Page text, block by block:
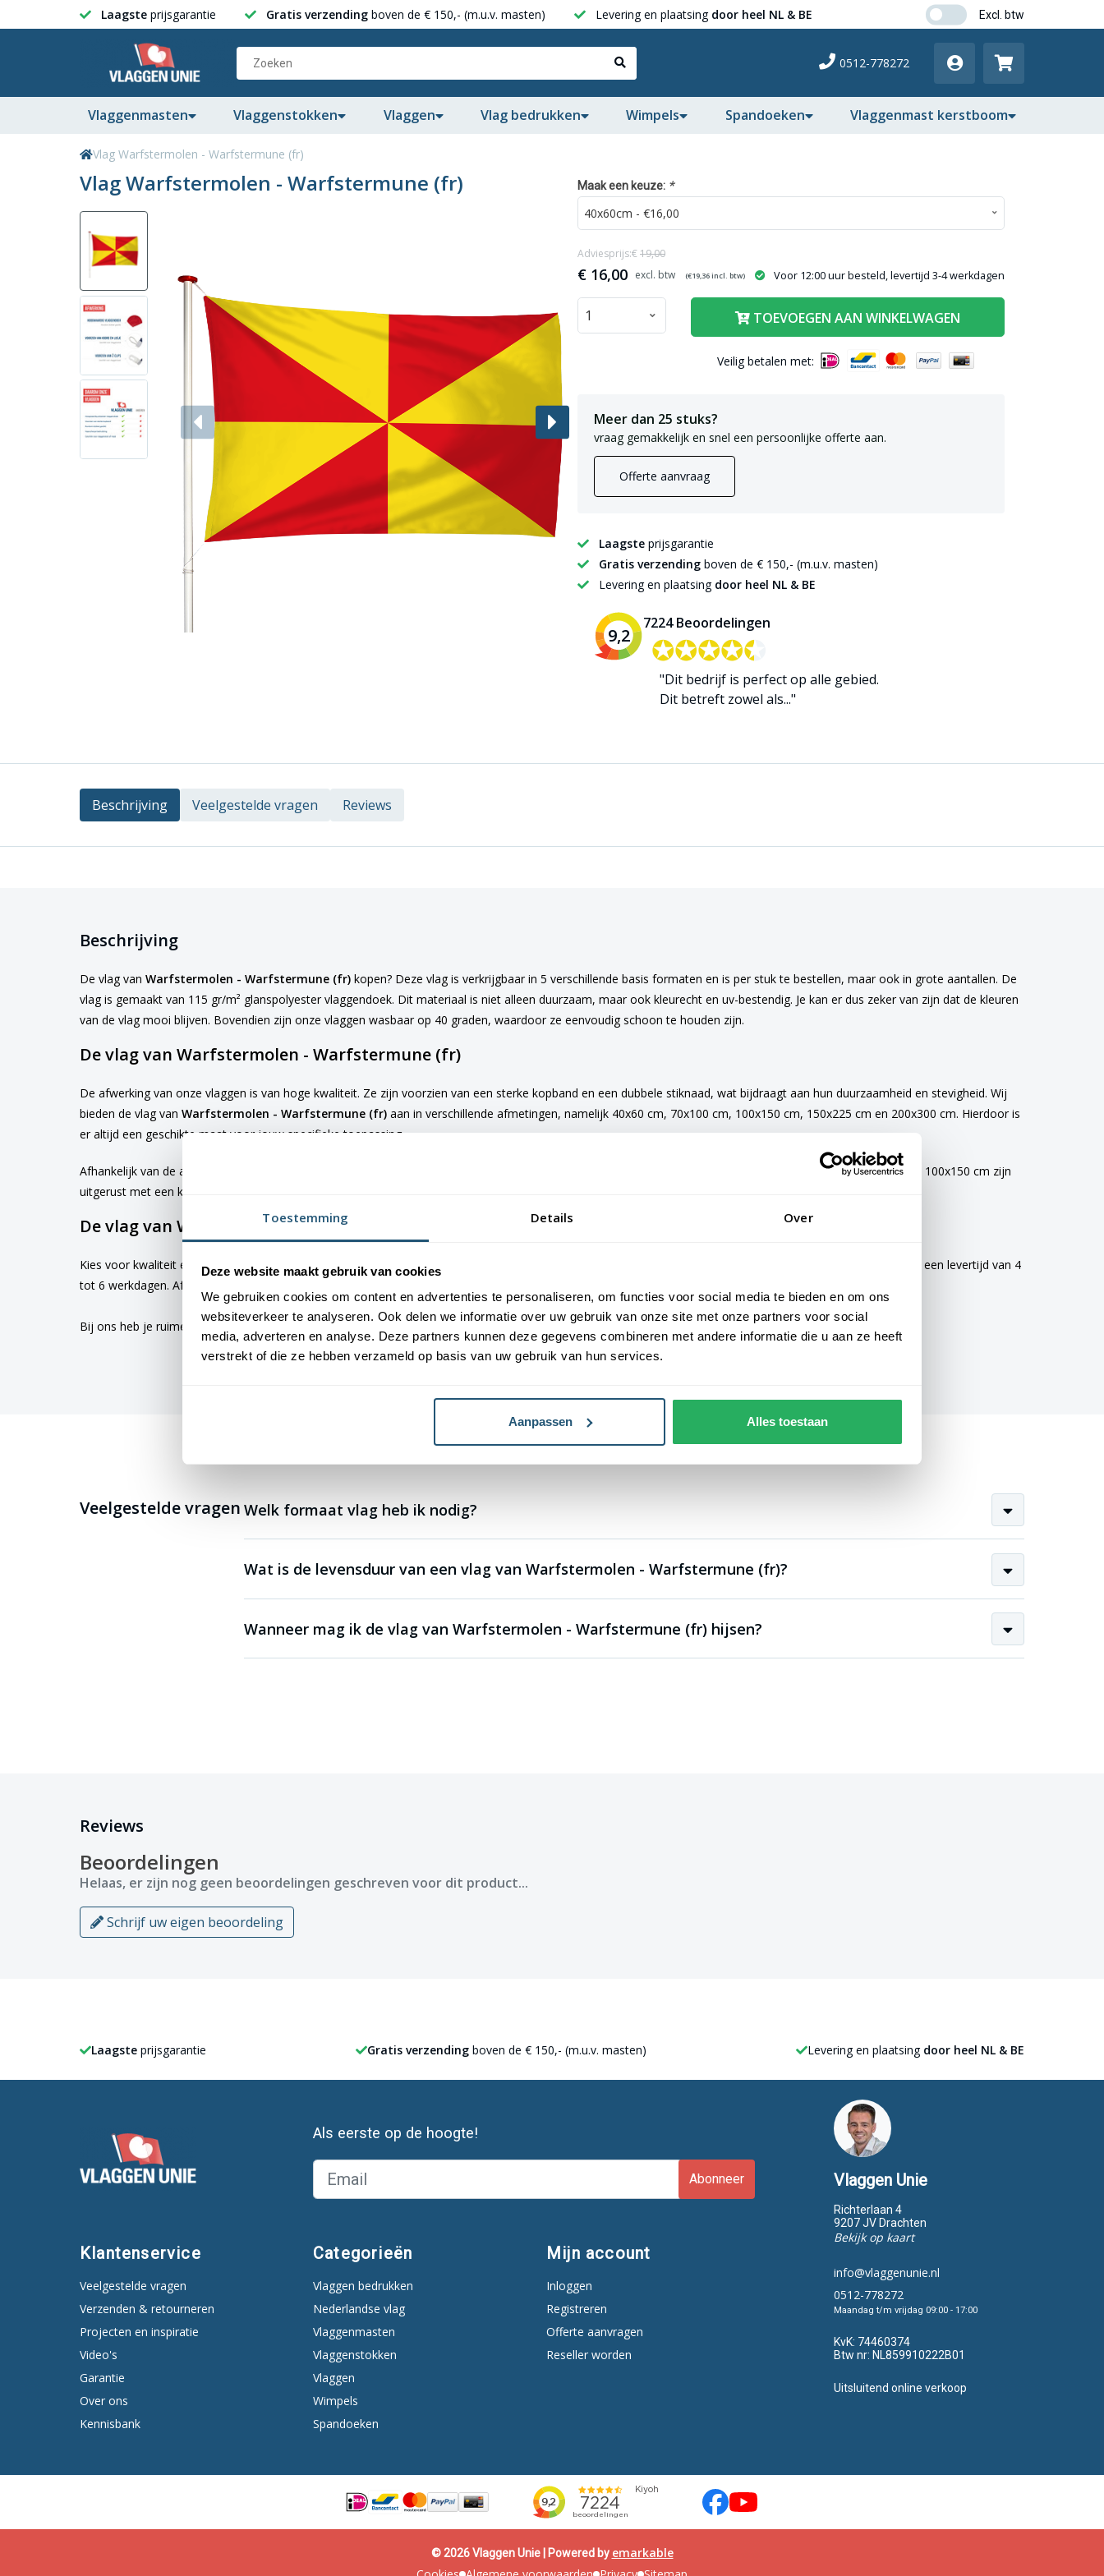
Toestemming Details Over
Deze website maakt gebruik van cookies
We gebruiken cookies om content en advertenties te personaliseren, om functies voor social media te bieden en om ons
websiteverkeer te analyseren. Ook delen we informatie over uw gebruik van onze site met onze partners voor social
media, adverteren en analyse. Deze partners kunnen deze gegevens combineren met andere informatie die u aan ze heeft
verstrekt of die ze hebben verzameld op basis van uw gebruik van hun services.
Aanpassen Alles toestaan
Laagste prijsgarantie Gratis verzending boven de € 150,- (m.u.v. masten) Levering en plaatsing door heel NL & BE
0512-778272
Vlaggenmasten Vlaggenstokken Vlaggen Vlag bedrukken Wimpels Spandoeken Vlaggenmast kerstboom
Vlag Warfstermolen - Warfstermune (fr)
Vlag Warfstermolen - Warfstermune (fr) Maak een keuze: *
€ 16,00 (€19,36incl. btw)
Adviesprijs:€19,00
Voor 12:00 uur besteld, levertijd 3-4 werkdagen
TOEVOEGEN AAN WINKELWAGEN
Veilig betalen met:
Meer dan 25 stuks?
vraag gemakkelijk en snel een persoonlijke offerte aan.
Offerte aanvraag
Laagste prijsgarantie
Gratis verzending boven de € 150,- (m.u.v. masten)
Levering en plaatsing door heel NL & BE
9,2
7224 Beoordelingen
✪✪✪✪✪
✪✪✪✪✪
"Dit bedrijf is perfect op alle gebied.
Dit betreft zowel als..."
Beschrijving Veelgestelde vragen Reviews
Beschrijving
De vlag van Warfstermolen - Warfstermune (fr) kopen? Deze vlag is verkrijgbaar in 5 verschillende basis formaten en is per stuk te bestellen, maar ook in grote aantallen. De
vlag is gemaakt van 115 gr/m² glanspolyester vlaggendoek. Dit materiaal is niet alleen duurzaam, maar ook kleurecht en uv-bestendig. Je kan er dus zeker van zijn dat de kleuren
van de vlag mooi blijven. Bovendien zijn onze vlaggen wasbaar op 40 graden, waardoor ze eenvoudig schoon te houden zijn.
De vlag van Warfstermolen - Warfstermune (fr)
De afwerking van onze vlaggen is van hoge kwaliteit. Ze zijn voorzien van een sterke kopband en een dubbele stiknaad, wat bijdraagt aan hun duurzaamheid en stevigheid. Wij
bieden de vlag van Warfstermolen - Warfstermune (fr) aan in verschillende afmetingen, namelijk 40x60 cm, 70x100 cm, 100x150 cm, 150x225 cm en 200x300 cm. Hierdoor is
er altijd een geschikte maat voor jouw specifieke toepassing
Afhankelijk van de afmetingen die je kiest, worden de vlaggen voorzien van verschillende bevestigingsmogelijkheden. De vlaggen van 40x60 cm, 70x100 cm en 100x150 cm zijn
uitgerust met een koord en lusje, terwijl de grotere maten van 150x225 cm en 200x300 cm zijn voorzien van clips.
De vlag van Warfstermolen - Warfstermune (fr) bestellen
Kies voor kwaliteit en betrouwbaarheid met vlaggen van Vlaggen Unie. Alle dorps- en stadsvlaggen worden met de grootst mogelijke zorg gemaakt en hebben een levertijd van 4
tot 6 werkdagen. Afhankelijk van de locatie hebben vlaggen een gemiddelde levensduur van 3 tot 6 maanden.
Bij ons heb je ruime keus uitvlaggen. Altijd met de hoogste kwaliteit vlaggendoek, printing en afwerking.
Veelgestelde vragen Welk formaat vlag heb ik nodig?
Wat is de levensduur van een vlag van Warfstermolen - Warfstermune (fr)?
Wanneer mag ik de vlag van Warfstermolen - Warfstermune (fr) hijsen?
Reviews
Beoordelingen
Helaas, er zijn nog geen beoordelingen geschreven voor dit product...
Schrijf uw eigen beoordeling
Laagste prijsgarantie Gratis verzending boven de € 150,- (m.u.v. masten) Levering en plaatsing door heel NL & BE
Als eerste op de hoogte!
Abonneer
Klantenservice
Veelgestelde vragen
Verzenden & retourneren
Projecten en inspiratie
Video's
Garantie
Over ons
Kennisbank
Categorieën
Vlaggen bedrukken
Nederlandse vlag
Vlaggenmasten
Vlaggenstokken
Vlaggen
Wimpels
Spandoeken
Mijn account
Inloggen
Registreren
Offerte aanvragen
Reseller worden
Vlaggen Unie
Richterlaan 4
9207 JV Drachten
Bekijk op kaart
info@vlaggenunie.nl
0512-778272
Maandag t/m vrijdag 09:00 - 17:00
KvK: 74460374
Btw nr: NL859910222B01
Uitsluitend online verkoop
© 2026 Vlaggen Unie | Powered by emarkable